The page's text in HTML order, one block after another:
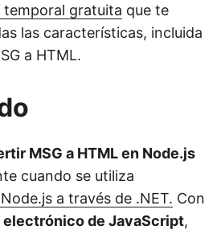
temporal gratuita que te
las características, incluida
a HTML.
MSG a HTML en Node.js
cuando se utiliza
a través de .NET. Con
electrónico de JavaScript,